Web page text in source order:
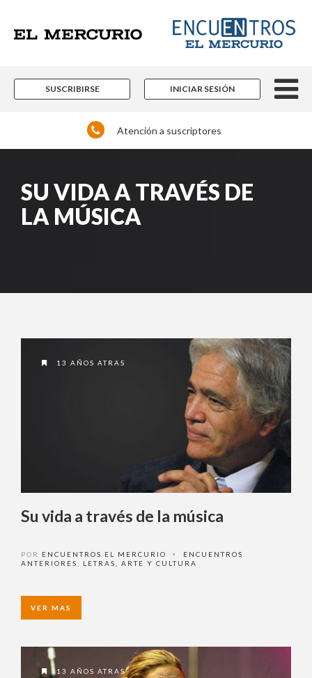
SUSCRIBIRSE INICIAR SESIÓN
Atención a suscriptores
SU VIDA A TRAVÉS DE
LA MÚSICA
13 AÑOS ATRAS
Su vida a través de la música
POR ENCUENTROS EL MERCURIO •
ENCUENTROS
ANTERIORES
LETRAS, ARTE Y CULTURA
VER MAS
13 AÑOS ATRAS